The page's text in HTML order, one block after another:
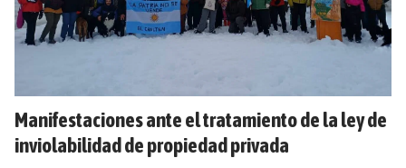
Manifestaciones ante el tratamiento de la ley de
inviolabilidad de propiedad privada